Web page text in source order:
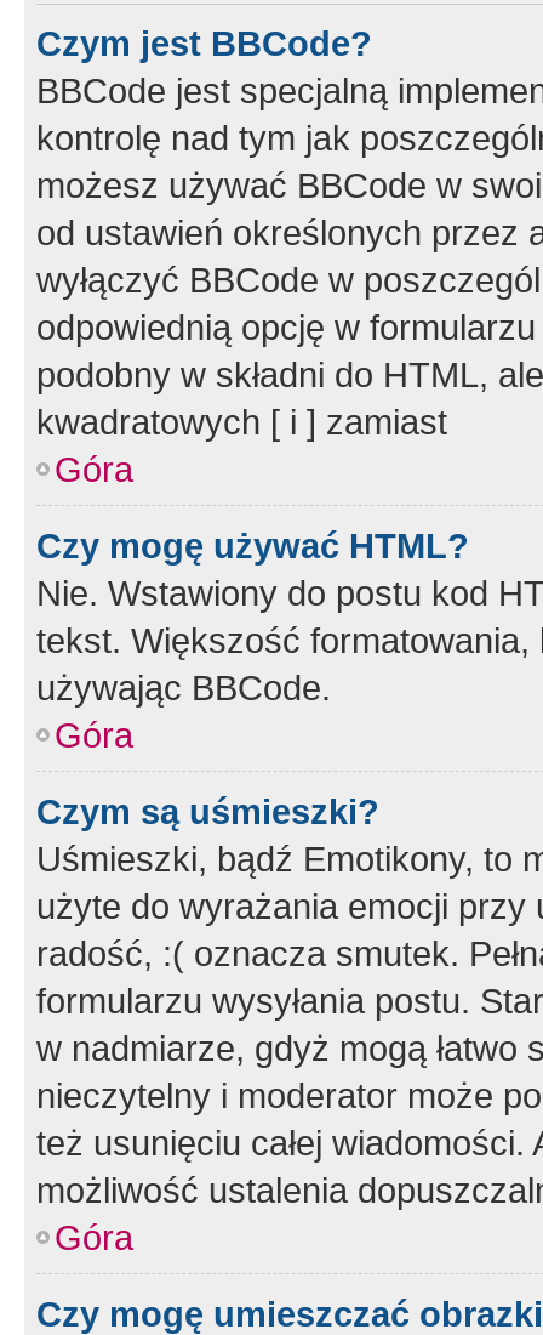
Czym jest BBCode?
BBCode jest specjalną
kontrolę nad tym jak
możesz używać BBCode w
od ustawień określonych przez
wyłączyć BBCode w
odpowiednią opcję w
podobny w składni do HTML,
kwadratowych [ i ] zamiast
Góra
Czy mogę używać HTML?
Nie. Wstawiony do postu kod
tekst. Większość
używając BBCode.
Góra
Czym są uśmieszki?
Uśmieszki, bądź Emotikony, to
użyte do wyrażania emocji
radość, :( oznacza smutek.
formularzu wysyłania postu.
w nadmiarze, gdyż mogą
nieczytelny i moderator może
też usunięciu całej
możliwość ustalenia
Góra
Czy mogę umieszczać